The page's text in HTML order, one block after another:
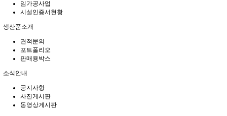
임가공사업
시설인증서현황
생산품소개
견적문의
포트폴리오
판매용박스
소식안내
공지사항
사진게시판
동영상게시판